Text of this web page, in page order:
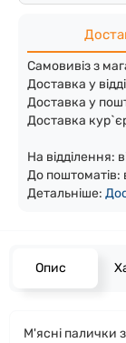
Самовивіз з
Доставка у
Доставка у
Доставка
На відділення:
До поштоматів:
Детальніше:
Опис
М'ясні палички